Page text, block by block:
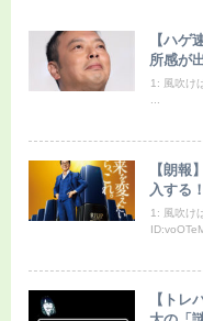
【ハゲ
所感が
1: 風吹け
...
【朗報
入する
1: 風吹け
【トレ